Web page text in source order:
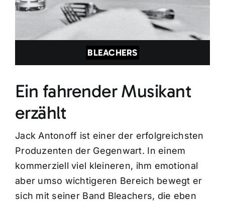
BLEACHERS
Ein fahrender Musikant
erzählt
Jack Antonoff ist einer der erfolgreichsten
Produzenten der Gegenwart. In einem
kommerziell viel kleineren, ihm emotional
aber umso wichtigeren Bereich bewegt er
sich mit seiner Band Bleachers, die eben